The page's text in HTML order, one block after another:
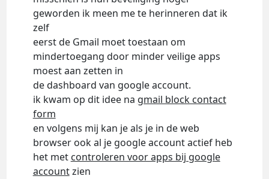
geworden ik meen me te herinneren dat ik
zelf
eerst de Gmail moet toestaan om
mindertoegang door minder veilige apps
moest aan zetten in
de dashboard van google account.
ik kwam op dit idee na gmail block contact
form
en volgens mij kan je als je in de web
browser ook al je google account actief heb
het met controleren voor apps bij google
accountzien